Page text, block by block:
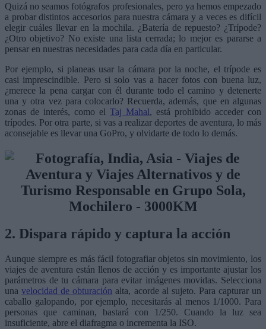
Quizá no seamos fotógrafos profesionales, pero ya hemos empezado
a probar distintos accesorios para nuestra cámara y a veces es difícil
elegir cuáles llevar en la mochila. ¿Batería de repuesto? ¿Trípode?
¿Otro objetivo? No existe una lista cerrada; lo mejor es pararse a
pensar en nuestras necesidades para cada día en particular.
Por ejemplo, si planeas usar la cámara por la noche, el trípode es
casi imprescindible. Pero si solo vas a hacer fotos con buena luz,
¿merece la pena cargar con él durante todo el camino y detenerte
una y otra vez para colocarlo? Recuerda, además, que en algunas
zonas de interés, como el Taj Mahal, está prohibido acceder con
trípodes. Por otra parte, si vas a realizar deportes de aventura, lo más
aconsejable es llevar una GoPro, y olvidarte de todo lo demás.
2. Dispara rápido y captura la acción
Aunque siempre es más fácil fotografiar objetos sin movimiento, los
viajes de aventura están llenos de acción y es importante ajustar los
parámetros de tu cámara para evitar imágenes movidas. Selecciona
unavelocidad de obturación alta, acorde al sujeto. Para capturar un
caballo galopando, por ejemplo, necesitarás al menos 1/1000. Para
personas que caminan, bastará con 1/250. Cuando la luz sea
insuficiente, abre el diafragma o incrementa la ISO.